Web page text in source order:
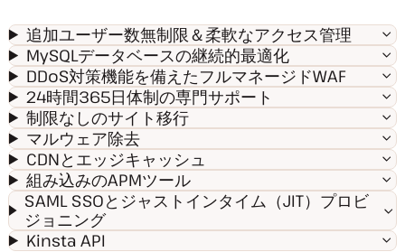
追加ユーザー数無制限＆柔軟なアクセス管理
MySQLデータベースの継続的最適化
DDoS対策機能を備えたフルマネージドWAF
24時間365日体制の専門サポート
制限なしのサイト移行
マルウェア除去
CDNとエッジキャッシュ
組み込みのAPMツール
SAML SSOとジャストインタイム（JIT）プロビ
ジョニング
Kinsta API